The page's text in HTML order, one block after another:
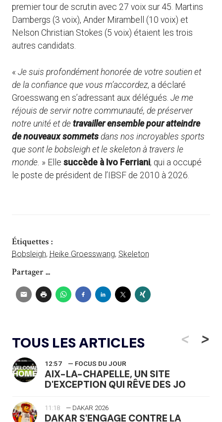
premier tour de scrutin avec 27 voix sur 45. Martins
Dambergs (3 voix), Ander Mirambell (10 voix) et
Nelson Christian Stokes (5 voix) étaient les trois
autres candidats.
« Je suis profondément honorée de votre soutien et
de la confiance que vous m’accordez, a déclaré
Groesswang en s’adressant aux délégués. Je me
réjouis de servir notre communauté, de préserver
notre unité et de travailler ensemble pour atteindre
de nouveaux sommets dans nos incroyables sports
que sont le bobsleigh et le skeleton à travers le
monde. » Elle succède à Ivo Ferriani, qui a occupé
le poste de président de l’IBSF de 2010 à 2026.
Étiquettes :
Bobsleigh, Heike Groesswang, Skeleton
Partager ...
TOUS LES ARTICLES <
12:57 — FOCUS DU JOUR
AIX-LA-CHAPELLE, UN SITE
D'EXCEPTION QUI RÊVE DES JO
11:18 — DAKAR 2026
DAKAR S'ENGAGE CONTRE LA
>